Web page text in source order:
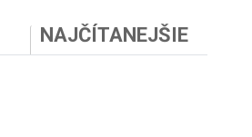
NAJČÍTANEJŠIE